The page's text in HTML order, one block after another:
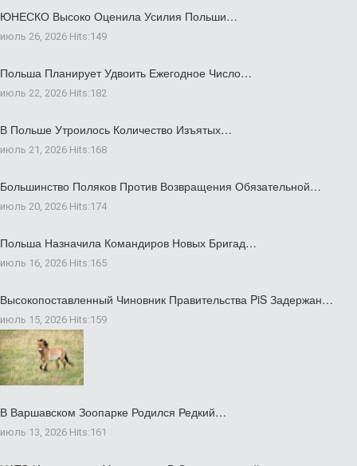
ЮНЕСКО Высоко Оценила Усилия Польши…
июль 26, 2026 Hits:149
Польша Планирует Удвоить Ежегодное Число…
июль 22, 2026 Hits:182
В Польше Утроилось Количество Изъятых…
июль 21, 2026 Hits:168
Большинство Поляков Против Возвращения Обязательной…
июль 20, 2026 Hits:174
Польша Назначила Командиров Новых Бригад…
июль 16, 2026 Hits:165
Высокопоставленный Чиновник Правительства PiS Задержан…
июль 15, 2026 Hits:159
В Варшавском Зоопарке Родился Редкий…
июль 13, 2026 Hits:161